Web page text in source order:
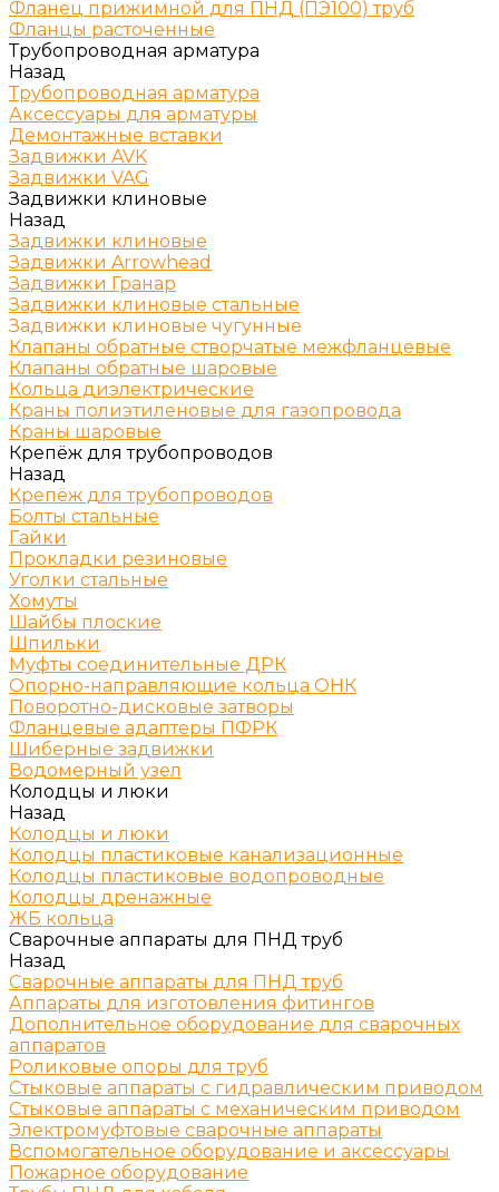
Фланец прижимной для ПНД (ПЭ100) труб
Фланцы расточенные
Трубопроводная арматура
Назад
Трубопроводная арматура
Аксессуары для арматуры
Демонтажные вставки
Задвижки AVK
Задвижки VAG
Задвижки клиновые
Назад
Задвижки клиновые
Задвижки Arrowhead
Задвижки Гранар
Задвижки клиновые стальные
Задвижки клиновые чугунные
Клапаны обратные створчатые межфланцевые
Клапаны обратные шаровые
Кольца диэлектрические
Краны полиэтиленовые для газопровода
Краны шаровые
Крепёж для трубопроводов
Назад
Крепёж для трубопроводов
Болты стальные
Гайки
Прокладки резиновые
Уголки стальные
Хомуты
Шайбы плоские
Шпильки
Муфты соединительные ДРК
Опорно-направляющие кольца ОНК
Поворотно-дисковые затворы
Фланцевые адаптеры ПФРК
Шиберные задвижки
Водомерный узел
Колодцы и люки
Назад
Колодцы и люки
Колодцы пластиковые канализационные
Колодцы пластиковые водопроводные
Колодцы дренажные
ЖБ кольца
Сварочные аппараты для ПНД труб
Назад
Сварочные аппараты для ПНД труб
Аппараты для изготовления фитингов
Дополнительное оборудование для сварочных
аппаратов
Роликовые опоры для труб
Стыковые аппараты с гидравлическим приводом
Стыковые аппараты с механическим приводом
Электромуфтовые сварочные аппараты
Вспомогательное оборудование и аксессуары
Пожарное оборудование